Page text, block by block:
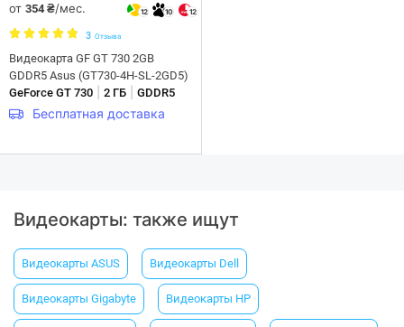
от 354 ₴/мес. 12 10 12
3 Отзыва
Видеокарта GF GT 730 2GB
GDDR5 Asus (GT730-4H-SL-2GD5)
GeForce GT 730
2 ГБ GDDR5
Бесплатная доставка
Видеокарты: также ищут
Видеокарты ASUS Видеокарты Dell
Видеокарты Gigabyte Видеокарты HP